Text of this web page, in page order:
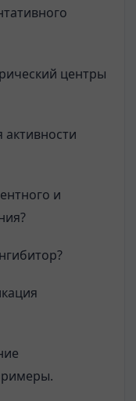
центры
активности
и